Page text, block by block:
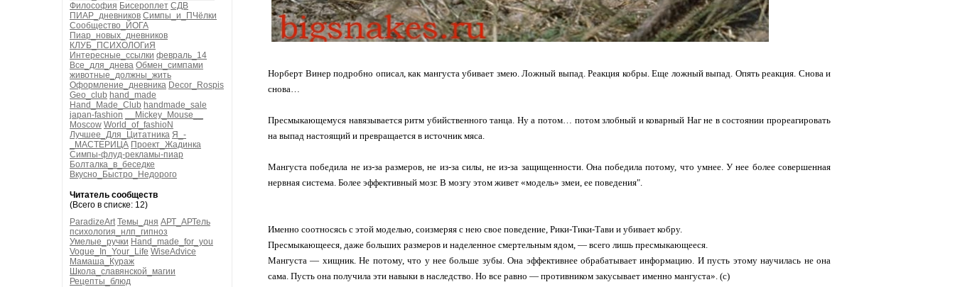
Философия Бисероплет СДВ
ПИАР_дневников Симпы_и_ПЧёлки
Сообщество_ЙОГА
Пиар_новых_дневников
КЛУБ_ПСИХОЛОГиЯ
Интересные_ссылки февраль_14
Все_для_днева Обмен_симпами
животные_должны_жить
Оформление_дневника Decor_Rospis
Geo_club hand_made
Hand_Made_Club handmade_sale
japan-fashion
__Mickey_Mouse__
Moscow World_of_fashioN
Лучшее_Для_Цитатника Я_-
_МАСТЕРИЦА Проект_Жадинка
Симпы-флуд-рекламы-пиар
Болталка_в_беседке
Вкусно_Быстро_Недорого
Читатель сообществ
(Всего в списке: 12)
ParadizeArt Темы_дня АРТ_АРТель
психология_нлп_гипноз
Умелые_ручки Hand_made_for_you
Vogue_In_Your_Life WiseAdvice
Мамаша_Кураж
Школа_славянской_магии
Рецепты_блюд
Норберт Винер подробно описал, как мангуста убивает змею. Ложный выпад. Реакция кобры. Еще ложный выпад. Опять реакция. Снова и
снова…
Пресмыкающемуся навязывается ритм убийственного танца. Ну а потом… потом злобный и коварный Наг не в состоянии прореагировать
на выпад настоящий и превращается в источник мяса.
Мангуста победила не из-за размеров, не из-за силы, не из-за защищенности. Она победила потому, что умнее. У нее более совершенная
нервная система. Более эффективный мозг. В мозгу этом живет «модель» змеи, ее поведения".
Именно соотносясь с этой моделью, соизмеряя с нею свое поведение, Рики-Тики-Тави и убивает кобру.
Пресмыкающееся, даже больших размеров и наделенное смертельным ядом, — всего лишь пресмыкающееся.
Мангуста — хищник. Не потому, что у нее больше зубы. Она эффективнее обрабатывает информацию. И пусть этому научилась не она
сама. Пусть она получила эти навыки в наследство. Но все равно — противником закусывает именно мангуста». (с)